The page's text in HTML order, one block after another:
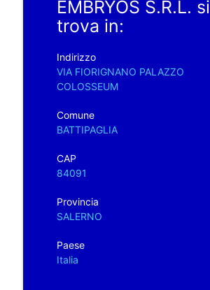
EMBRYOS S.R.L. si
trova in:
Indirizzo
VIA FIORIGNANO PALAZZO
COLOSSEUM
Comune
BATTIPAGLIA
CAP
84091
Provincia
SALERNO
Paese
Italia